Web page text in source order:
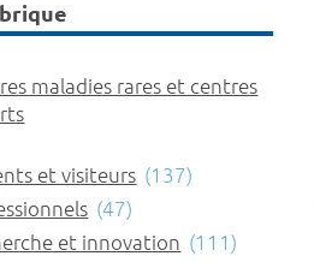
maladies rares et centres
et visiteurs (137)
(47)
et innovation (111)